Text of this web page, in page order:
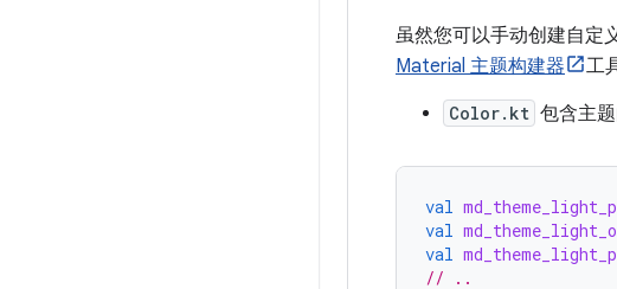
虽然您可以手动创建自定
Material 主题构建器
工
Color.kt 包含主
val
val
val
// ..